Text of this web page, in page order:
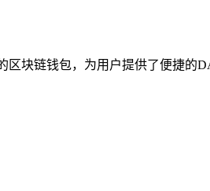
块链钱包，为用户提供了便捷的